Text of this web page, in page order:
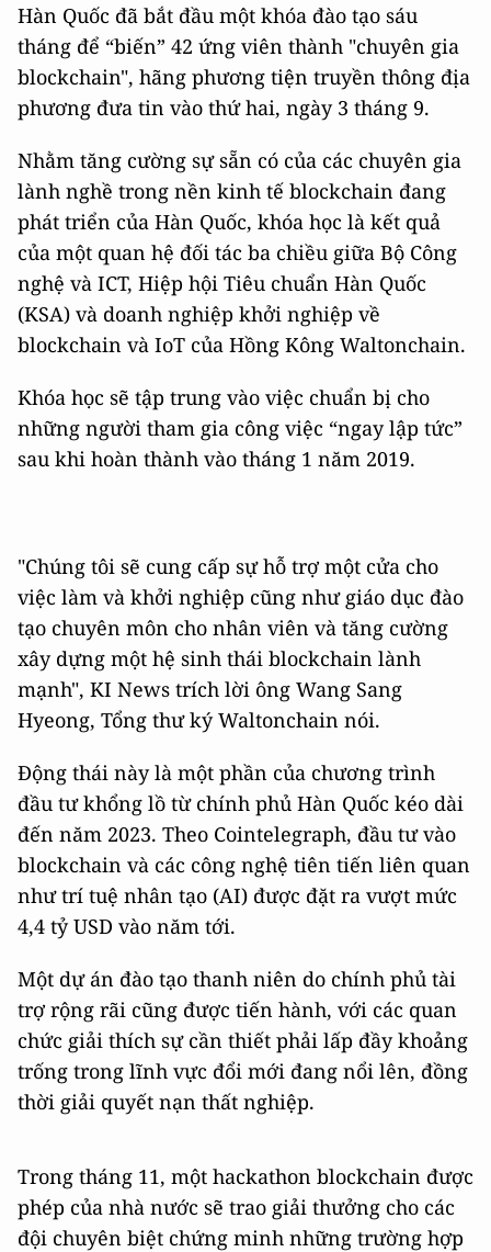
Hàn Quốc đã bắt đầu một khóa đào tạo sáu
tháng để “biến” 42 ứng viên thành "chuyên gia
blockchain", hãng phương tiện truyền thông địa
phương đưa tin vào thứ hai, ngày 3 tháng 9.
Nhằm tăng cường sự sẵn có của các chuyên gia
lành nghề trong nền kinh tế blockchain đang
phát triển của Hàn Quốc, khóa học là kết quả
của một quan hệ đối tác ba chiều giữa Bộ Công
nghệ và ICT, Hiệp hội Tiêu chuẩn Hàn Quốc
(KSA) và doanh nghiệp khởi nghiệp về
blockchain và IoT của Hồng Kông Waltonchain.
Khóa học sẽ tập trung vào việc chuẩn bị cho
những người tham gia công việc “ngay lập tức”
sau khi hoàn thành vào tháng 1 năm 2019.
"Chúng tôi sẽ cung cấp sự hỗ trợ một cửa cho
việc làm và khởi nghiệp cũng như giáo dục đào
tạo chuyên môn cho nhân viên và tăng cường
xây dựng một hệ sinh thái blockchain lành
mạnh", KI News trích lời ông Wang Sang
Hyeong, Tổng thư ký Waltonchain nói.
Động thái này là một phần của chương trình
đầu tư khổng lồ từ chính phủ Hàn Quốc kéo dài
đến năm 2023. Theo Cointelegraph, đầu tư vào
blockchain và các công nghệ tiên tiến liên quan
như trí tuệ nhân tạo (AI) được đặt ra vượt mức
4,4 tỷ USD vào năm tới.
Một dự án đào tạo thanh niên do chính phủ tài
trợ rộng rãi cũng được tiến hành, với các quan
chức giải thích sự cần thiết phải lấp đầy khoảng
trống trong lĩnh vực đổi mới đang nổi lên, đồng
thời giải quyết nạn thất nghiệp.
Trong tháng 11, một hackathon blockchain được
phép của nhà nước sẽ trao giải thưởng cho các
đội chuyên biệt chứng minh những trường hợp